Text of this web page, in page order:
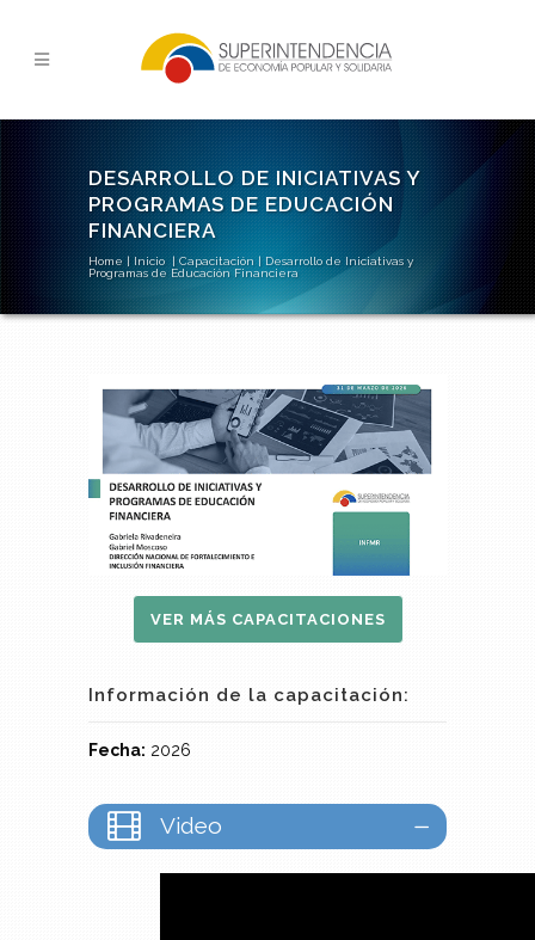
DESARROLLO DE INICIATIVAS Y
PROGRAMAS DE EDUCACIÓN
FINANCIERA
Home | Inicio | Capacitación | Desarrollo de Iniciativas y
Programas de Educación Financiera
VER MÁS CAPACITACIONES
Información de la capacitación:
Fecha: 2026
Video